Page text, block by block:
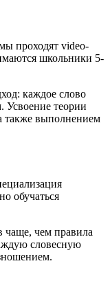
проходят video-
школьники 5-
каждое слово
Усвоение теории
также выполнением
обучаться
чаще, чем правила
словесную